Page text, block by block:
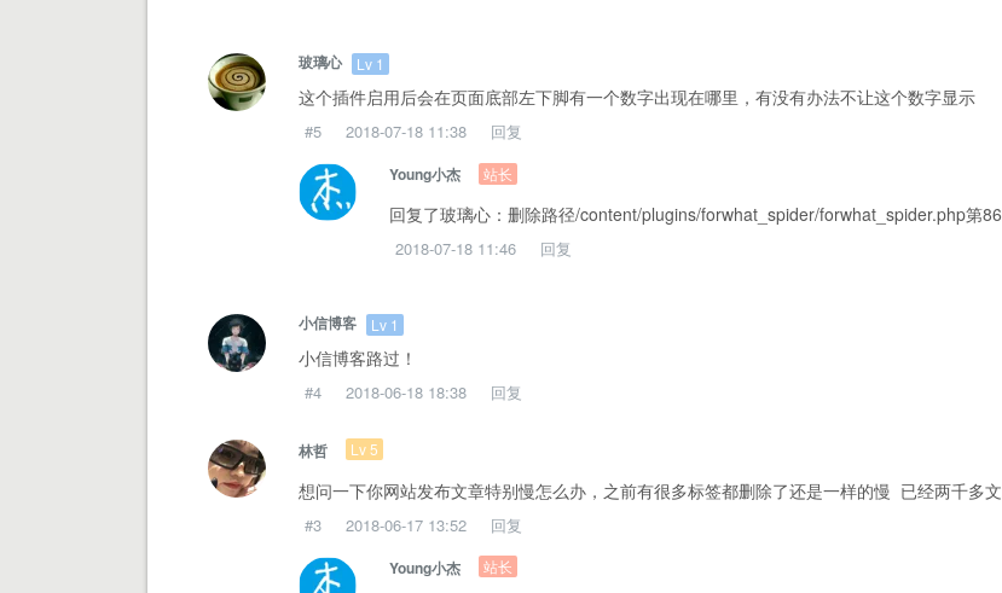
玻璃心 Lv 1
这个插件启用后会在页面底部左下脚有一个数字出现在哪里，有没有办法不让这个数字显示
#5 2018-07-18 11:38 回复
Young小杰 站长
回复了玻璃心：删除路径/content/plugins/forwhat_spider/forwhat_spider.php第
2018-07-18 11:46 回复
小信博客 Lv 1
小信博客路过！
#4 2018-06-18 18:38 回复
林哲 Lv 5
想问一下你网站发布文章特别慢怎么办，之前有很多标签都删除了还是一样的慢 已经两千多
#3 2018-06-17 13:52 回复
Young小杰 站长